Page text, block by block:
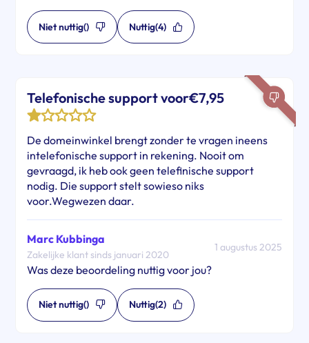
Niet nuttig() Nuttig(4)
Telefonische support voor€7,95
De domeinwinkel brengt zonder te vragen ineens
intelefonische support in rekening. Nooit om
gevraagd, ik heb ook geen telefinische support
nodig. Die support stelt sowieso niks
voor.Wegwezen daar.
Marc Kubbinga
Zakelijke klant sinds januari 2020
1 augustus 2025
Was deze beoordeling nuttig voor jou?
Niet nuttig() Nuttig(2)